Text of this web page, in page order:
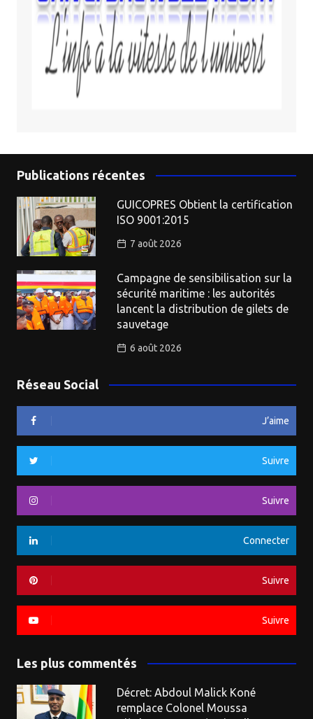
Publications récentes
GUICOPRES Obtient la certification
ISO 9001:2015
7 août 2026
Campagne de sensibilisation sur la
sécurité maritime : les autorités
lancent la distribution de gilets de
sauvetage
6 août 2026
Réseau Social
J’aime
Suivre
Suivre
Connecter
Suivre
Suivre
Les plus commentés
Décret: Abdoul Malick Koné
remplace Colonel Moussa